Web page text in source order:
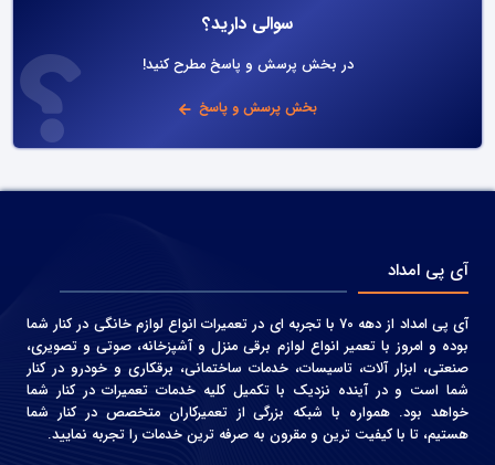
سوالی دارید؟
در بخش پرسش و پاسخ مطرح کنید!
بخش پرسش و پاسخ
آی پی امداد
آی پی امداد از دهه 70 با تجربه ای در تعمیرات انواع لوازم خانگی در کنار شما
بوده و امروز با تعمیر انواع لوازم برقی منزل و آشپزخانه، صوتی و‌ تصویری،
صنعتی، ابزار آلات، تاسیسات، خدمات ساختمانی، برقکاری و خودرو در کنار
شما است و در آینده نزدیک با تکمیل کلیه خدمات تعمیرات در کنار شما
خواهد بود. همواره با شبکه بزرگی از تعمیرکاران متخصص در کنار شما
هستیم، تا با کیفیت ترین و مقرون به صرفه ترین خدمات را تجربه نمایید.